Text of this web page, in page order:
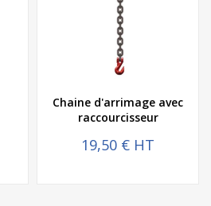
Chaine d'arrimage avec
raccourcisseur
19,50 € HT